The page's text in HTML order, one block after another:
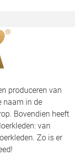
produceren van
naam in de
Bovendien heeft
van
Zo is er